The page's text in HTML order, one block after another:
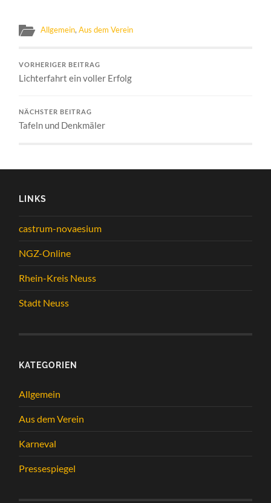
Allgemein,Aus dem Verein
VORHERIGER BEITRAG
Lichterfahrt ein voller Erfolg
NÄCHSTER BEITRAG
Tafeln und Denkmäler
LINKS
castrum-novaesium
NGZ-Online
Rhein-Kreis Neuss
Stadt Neuss
KATEGORIEN
Allgemein
Aus dem Verein
Karneval
Pressespiegel